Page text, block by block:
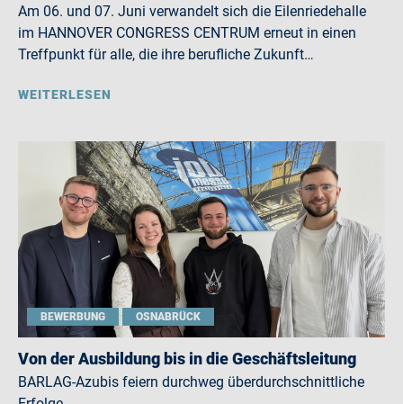
Am 06. und 07. Juni verwandelt sich die Eilenriedehalle
im HANNOVER CONGRESS CENTRUM erneut in einen
Treffpunkt für alle, die ihre berufliche Zukunft…
WEITERLESEN
BEWERBUNG OSNABRÜCK
Von der Ausbildung bis in die Geschäftsleitung
BARLAG-Azubis feiern durchweg überdurchschnittliche